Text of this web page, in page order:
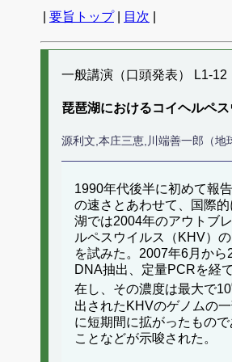
要旨トップ| 目次
一般講演（口頭発表） L1-12
琵琶湖におけるコイヘルペ
源利文,本庄三恵,川端善一郎（地
1990年代後半に初めて報
の速さとあわせて、国際
湖では2004年のアウトブ
ルペスウイルス（KHV）
を試みた。2007年6月か
DNA抽出、定量PCRを経
在し、その濃度は最大で10
出されたKHVのゲノムの
に短期間に拡がったもの
ことなどが示唆された。